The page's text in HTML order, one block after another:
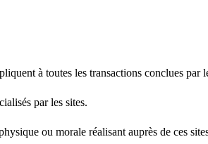
à toutes les transactions conclues
par les sites.
ou morale réalisant auprès de ces